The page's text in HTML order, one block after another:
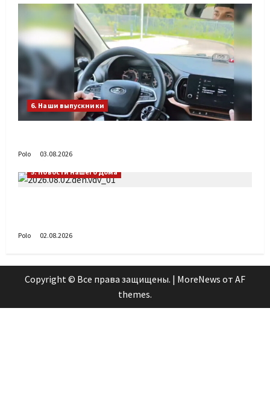
6. Наши выпускники
Polo
03.08.2026
5. Новости нашего Дома
Polo 02.08.2026
Copyright © Все права защищены. | MoreNews от AF
themes.